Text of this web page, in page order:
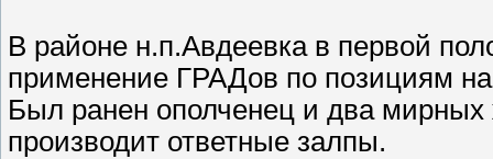
В районе н.п.Авдеевка в первой
применение ГРАДов по позициям
Был ранен ополченец и два
производит ответные залпы.